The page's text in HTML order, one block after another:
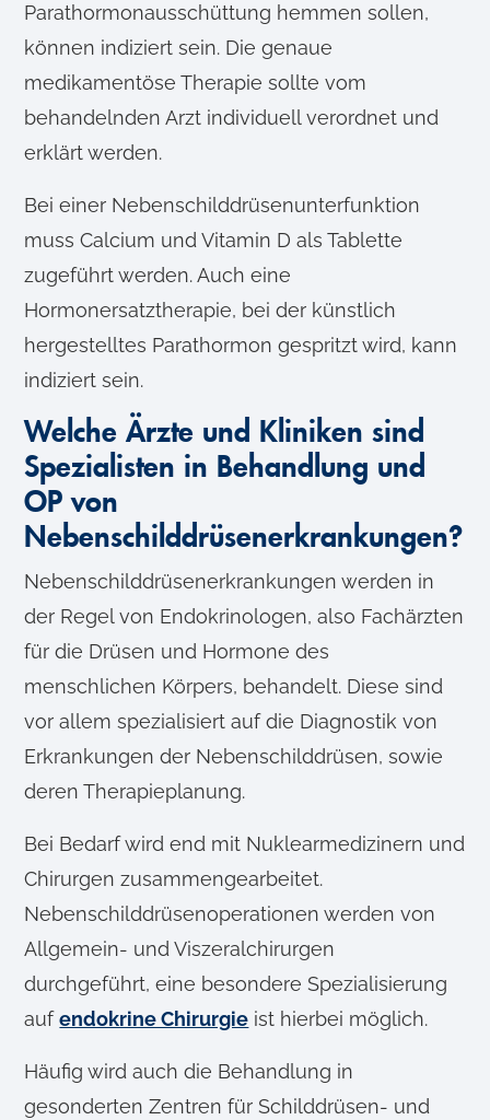
Parathormonausschüttung hemmen sollen,
können indiziert sein. Die genaue
medikamentöse Therapie sollte vom
behandelnden Arzt individuell verordnet und
erklärt werden.
Bei einer Nebenschilddrüsenunterfunktion
muss Calcium und Vitamin D als Tablette
zugeführt werden. Auch eine
Hormonersatztherapie, bei der künstlich
hergestelltes Parathormon gespritzt wird, kann
indiziert sein.
Welche Ärzte und Kliniken sind
Spezialisten in Behandlung und
OP von
Nebenschilddrüsenerkrankungen?
Nebenschilddrüsenerkrankungen werden in
der Regel von Endokrinologen, also Fachärzten
für die Drüsen und Hormone des
menschlichen Körpers, behandelt. Diese sind
vor allem spezialisiert auf die Diagnostik von
Erkrankungen der Nebenschilddrüsen, sowie
deren Therapieplanung.
Bei Bedarf wird end mit Nuklearmedizinern und
Chirurgen zusammengearbeitet.
Nebenschilddrüsenoperationen werden von
Allgemein- und Viszeralchirurgen
durchgeführt, eine besondere Spezialisierung
aufendokrine Chirurgie ist hierbei möglich.
Häufig wird auch die Behandlung in
gesonderten Zentren für Schilddrüsen- und